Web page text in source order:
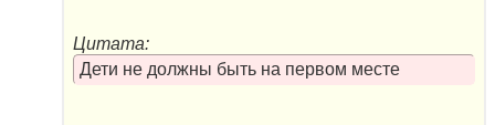
Цитата:
Дети не должны быть на первом месте